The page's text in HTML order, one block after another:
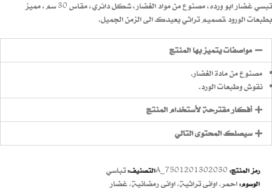
تبسي غضار ابو ورده، مصنوع من مواد الغضار، شكل دائري، مقاس 30 سم، مميز
بطبعات الورود،تصميم تراثي يعيدك الى الزمن الجميل.
مواصفات يتميز بها المنتج
مصنوع من مادة الغضار.
نقوش وطبعات الورد.
أفكار مقترحة لأستخدام المنتج
سيصلك المحتوى التالي
رمز المنتج: 7501201302030_A التصنيف:تباسي
الوسوم:احمر,اواني تراثية,اواني رمضانية,غضار